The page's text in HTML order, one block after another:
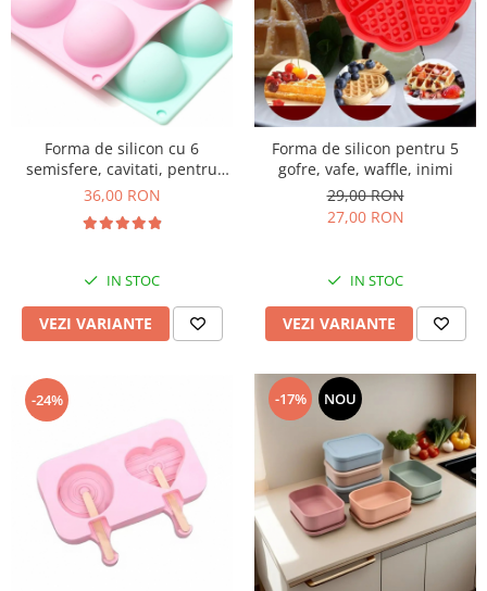
Forma de silicon cu 6
semisfere, cavitati, pentru
prajituri, ciocolata
36,00 RON
IN STOC
VEZI VARIANTE
Forma de silicon pentru 5
gofre, vafe, waffle, inimi
29,00 RON
27,00 RON
IN STOC
VEZI VARIANTE
-24% -17% NOU